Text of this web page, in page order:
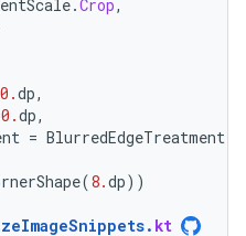
.Crop,
dp,
dp,
= BlurredEdgeTreatment
(8.dp))
. kt